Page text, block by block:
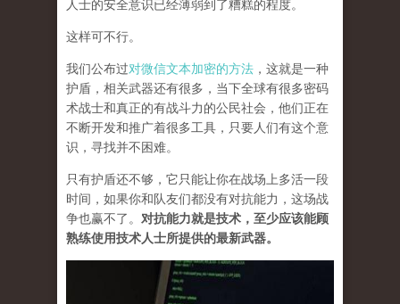
人士的安全意识已经薄弱到了糟糕的程度。
这样可不行。
我们公布过对微信文本加密的方法 ，这就是一种
护盾，相关武器还有很多，当下全球有很多密码
术战士和真正的有战斗力的公民社会，他们正在
不断开发和推广着很多工具，只要人们有这个意
识，寻找并不困难。
只有护盾还不够，它只能让你在战场上多活一段
时间，如果你和队友们都没有对抗能力，这场战
争也赢不了。 对抗能力就是技术，至少应该能顾
熟练使用技术人士所提供的最新武器。